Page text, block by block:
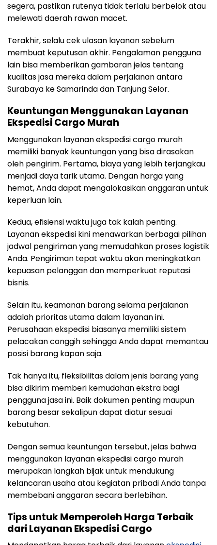
segera, pastikan rutenya tidak terlalu berbelok atau
melewati daerah rawan macet.
Terakhir, selalu cek ulasan layanan sebelum
membuat keputusan akhir. Pengalaman pengguna
lain bisa memberikan gambaran jelas tentang
kualitas jasa mereka dalam perjalanan antara
Surabaya ke Samarinda dan Tanjung Selor.
Keuntungan Menggunakan Layanan
Ekspedisi Cargo Murah
Menggunakan layanan ekspedisi cargo murah
memiliki banyak keuntungan yang bisa dirasakan
oleh pengirim. Pertama, biaya yang lebih terjangkau
menjadi daya tarik utama. Dengan harga yang
hemat, Anda dapat mengalokasikan anggaran untuk
keperluan lain.
Kedua, efisiensi waktu juga tak kalah penting.
Layanan ekspedisi kini menawarkan berbagai pilihan
jadwal pengiriman yang memudahkan proses logistik
Anda. Pengiriman tepat waktu akan meningkatkan
kepuasan pelanggan dan memperkuat reputasi
bisnis.
Selain itu, keamanan barang selama perjalanan
adalah prioritas utama dalam layanan ini.
Perusahaan ekspedisi biasanya memiliki sistem
pelacakan canggih sehingga Anda dapat memantau
posisi barang kapan saja.
Tak hanya itu, fleksibilitas dalam jenis barang yang
bisa dikirim memberi kemudahan ekstra bagi
pengguna jasa ini. Baik dokumen penting maupun
barang besar sekalipun dapat diatur sesuai
kebutuhan.
Dengan semua keuntungan tersebut, jelas bahwa
menggunakan layanan ekspedisi cargo murah
merupakan langkah bijak untuk mendukung
kelancaran usaha atau kegiatan pribadi Anda tanpa
membebani anggaran secara berlebihan.
Tips untuk Memperoleh Harga Terbaik
dari Layanan Ekspedisi Cargo